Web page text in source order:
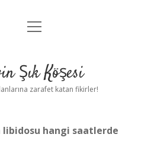
Anasayfa
Yasal Uyarı
menüyü
Şık Köşesi
zarafet katan fikirler!
libidosu hangi saatlerde